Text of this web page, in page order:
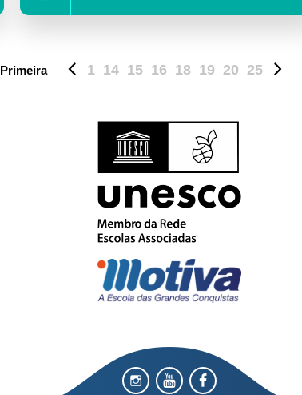
Primeira 1 14 15 16 18 19 20 25